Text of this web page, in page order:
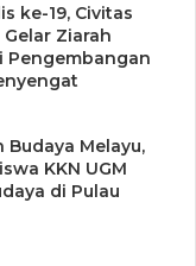
ke-19, Civitas
Ziarah
Pengembangan
Melayu,
KKN UGM
di Pulau